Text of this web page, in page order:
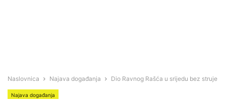
Naslovnica Najava događanja Dio Ravnog Rašća u srijedu bez struje
Najava događanja